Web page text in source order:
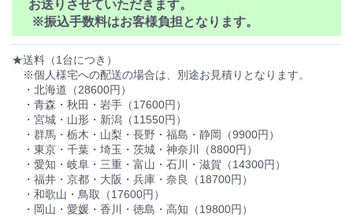
お送りさせていただきます。
※振込手数料はお客様負担となります。
★送料（1台につき）
※個人様宅への配送の場合は、別途お見積りとなります。
・北海道（28600円）
・青森・秋田・岩手（17600円）
・宮城・山形・新潟（11550円）
・群馬・栃木・山梨・長野・福島・静岡（9900円）
・東京・千葉・埼玉・茨城・神奈川（8800円）
・愛知・岐阜・三重・富山・石川・滋賀（14300円）
・福井・京都・大阪・兵庫・奈良（18700円）
・和歌山・鳥取（17600円）
・岡山・愛媛・香川・徳島・高知（19800円）